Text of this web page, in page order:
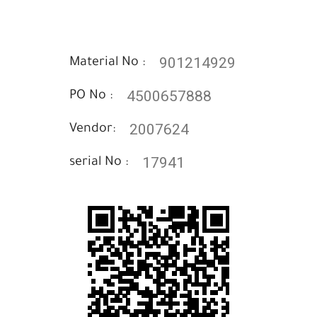
Material No : 901214929
PO No : 4500657888
Vendor: 2007624
serial No : 17941